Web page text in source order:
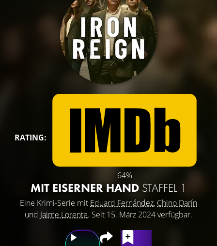
RATING:
64%
MIT EISERNER HAND STAFFEL 1
Eine Krimi-Serie mit Eduard Fernández, Chino Darín
und Jaime Lorente. Seit 15. März 2024 verfügbar.